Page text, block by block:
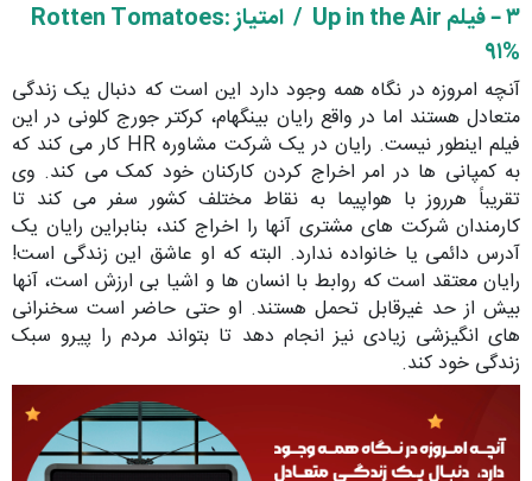
۳ – فیلم Up in the Air / امتیاز Rotten Tomatoes:
۹۱%
آنچه امروزه در نگاه همه وجود دارد این است که دنبال یک زندگی
متعادل هستند اما در واقع رایان بینگهام، کرکتر جورج کلونی در این
فیلم اینطور نیست. رایان در یک شرکت مشاوره HR کار می کند که
به کمپانی ها در امر اخراج کردن کارکنان خود کمک می کند. وی
تقریباً هرروز با هواپیما به نقاط مختلف کشور سفر می کند تا
کارمندان شرکت های مشتری آنها را اخراج کند، بنابراین رایان یک
آدرس دائمی یا خانواده ندارد. البته که او عاشق این زندگی است!
رایان معتقد است که روابط با انسان ها و اشیا بی ارزش است، آنها
بیش از حد غیرقابل تحمل هستند. او حتی حاضر است سخنرانی
های انگیزشی زیادی نیز انجام دهد تا بتواند مردم را پیرو سبک
زندگی خود کند.